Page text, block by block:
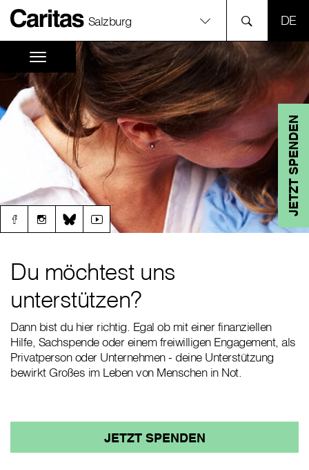
Salzburg
JETZT SPENDEN
Du möchtest uns
unterstützen?
Dann bist du hier richtig. Egal ob mit einer finanziellen
Hilfe, Sachspende oder einem freiwilligen Engagement, als
Privatperson oder Unternehmen - deine Unterstützung
bewirkt Großes im Leben von Menschen in Not.
JETZT SPENDEN